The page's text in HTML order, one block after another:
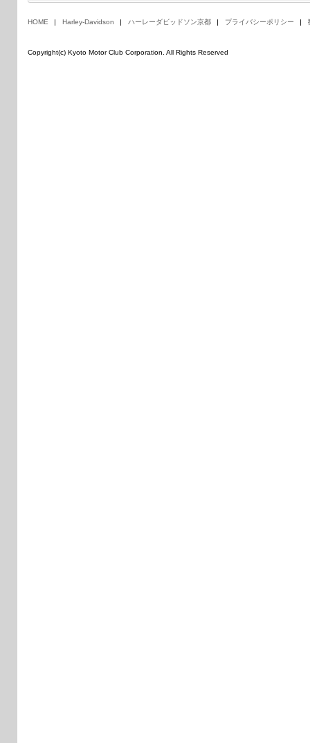
HOME Harley-Davidson ハーレーダビッドソン京都 プライバシーポリシー
Copyright(c) Kyoto Motor Club Corporation. All Rights Reserved